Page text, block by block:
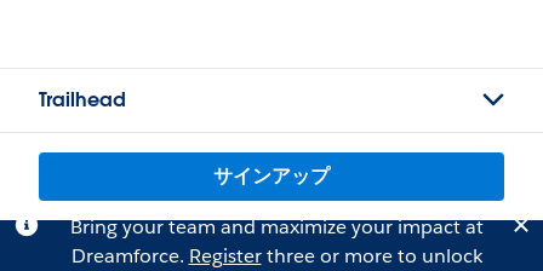
Trailhead
サインアップ
Bring your team and maximize your impact at
Dreamforce. Registerthree or more to unlock